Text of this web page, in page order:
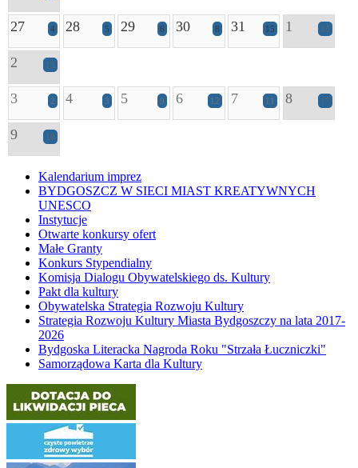
27 4 28 5 29 6 30 8 31 15 1 15
2 13
3 2 4 3 5 9 6 12 7 11 8 17
9 10
Kalendarium imprez
BYDGOSZCZ W SIECI MIAST KREATYWNYCH
UNESCO
Instytucje
Otwarte konkursy ofert
Małe Granty
Konkurs Stypendialny
Komisja Dialogu Obywatelskiego ds. Kultury
Pakt dla kultury
Obywatelska Strategia Rozwoju Kultury
Strategia Rozwoju Kultury Miasta Bydgoszczy na lata 2017-
2026
Bydgoska Literacka Nagroda Roku "Strzała Łuczniczki"
Samorządowa Karta dla Kultury